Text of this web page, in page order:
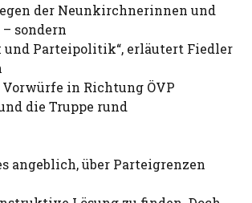
der Neunkirchnerinnen und
sondern
und Parteipolitik“, erläutert Fiedler
in Richtung ÖVP
die Truppe rund
angeblich, über Parteigrenzen